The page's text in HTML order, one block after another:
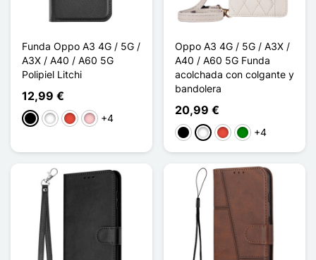
Funda Oppo A3 4G / 5G /
A3X / A40 / A60 5G
Polipiel Litchi
12,99 €
NegroBlancoRojoRosa+4
Oppo A3 4G / 5G / A3X /
A40 / A60 5G Funda
acolchada con colgante y
bandolera
20,99 €
NegroBlancoRojoVerde
+4